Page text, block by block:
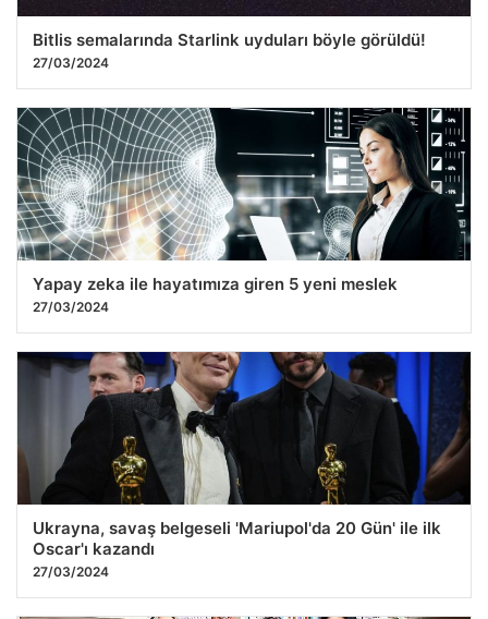
Bitlis semalarında Starlink uyduları böyle görüldü!
27/03/2024
Yapay zeka ile hayatımıza giren 5 yeni meslek
27/03/2024
Ukrayna, savaş belgeseli 'Mariupol'da 20 Gün' ile ilk
Oscar'ı kazandı
27/03/2024